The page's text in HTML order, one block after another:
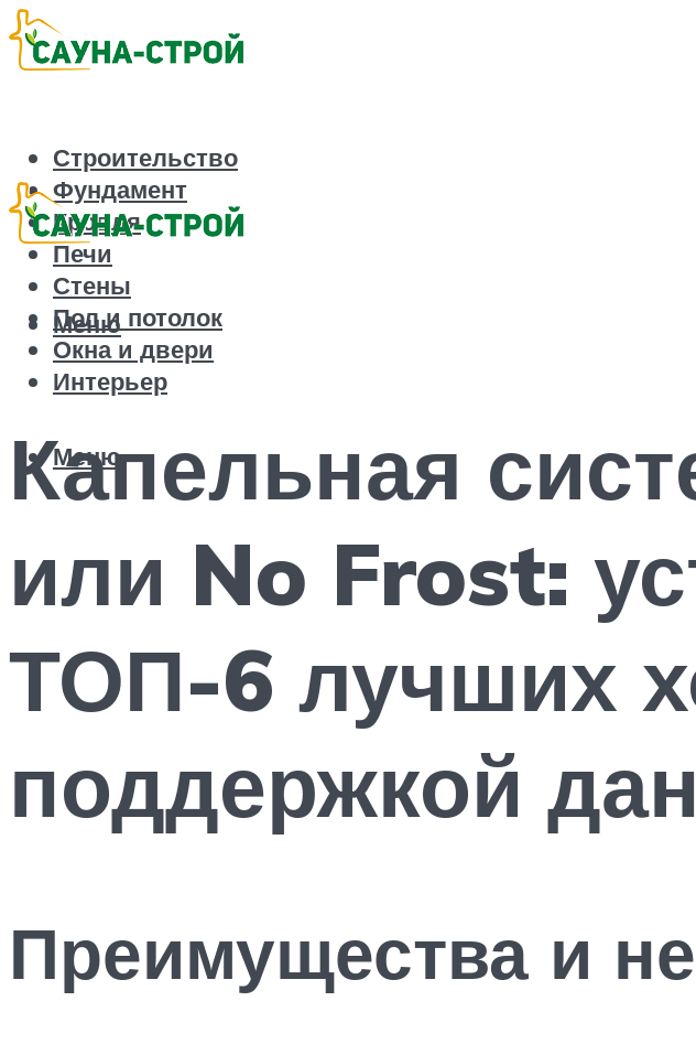
Строительство
Фундамент
Кровля
Печи
Стены
Пол и потолок
Окна и двери
Интерьер
Меню
Меню
Капельная
или No Frost:
ТОП-6 лучших
поддержкой
Преимущества и